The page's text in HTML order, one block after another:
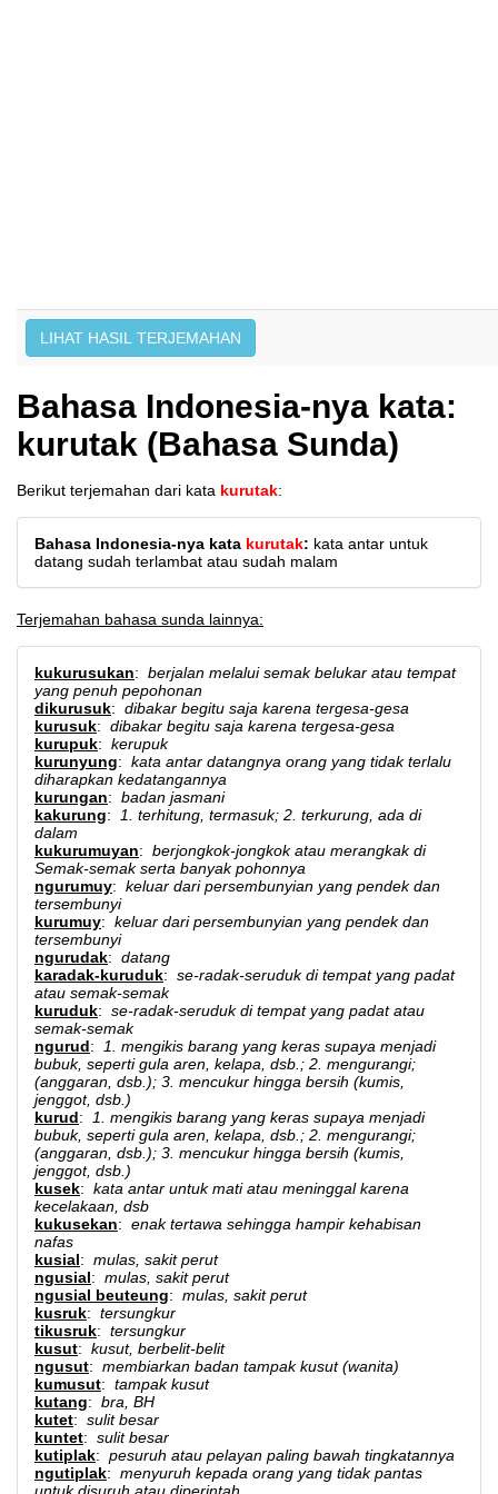
Bahasa Indonesia-nya kata:
kurutak (Bahasa Sunda)
Berikut terjemahan dari kata kurutak:
Bahasa Indonesia-nya kata kurutak: kata antar untuk
datang sudah terlambat atau sudah malam
Terjemahan bahasa sunda lainnya:
kukurusukan: berjalan melalui semak belukar atau tempat
yang penuh pepohonan
dikurusuk: dibakar begitu saja karena tergesa-gesa
kurusuk: dibakar begitu saja karena tergesa-gesa
kurupuk: kerupuk
kurunyung: kata antar datangnya orang yang tidak terlalu
diharapkan kedatangannya
kurungan: badan jasmani
kakurung:
1. terhitung, termasuk; 2. terkurung, ada di
dalam
kukurumuyan: berjongkok-jongkok atau merangkak di
Semak-semak serta banyak pohonnya
ngurumuy: keluar dari persembunyian yang pendek dan
tersembunyi
kurumuy: keluar dari persembunyian yang pendek dan
tersembunyi
ngurudak: datang
karadak-kuruduk: se-radak-seruduk di tempat yang padat
atau semak-semak
kuruduk: se-radak-seruduk di tempat yang padat atau
semak-semak
ngurud:
1. mengikis barang yang keras supaya menjadi
bubuk, seperti gula aren, kelapa, dsb.; 2. mengurangi;
(anggaran, dsb.); 3. mencukur hingga bersih (kumis,
jenggot, dsb.)
kurud:
1. mengikis barang yang keras supaya menjadi
bubuk, seperti gula aren, kelapa, dsb.; 2. mengurangi;
(anggaran, dsb.); 3. mencukur hingga bersih (kumis,
jenggot, dsb.)
kusek: kata antar untuk mati atau meninggal karena
kecelakaan, dsb
kukusekan: enak tertawa sehingga hampir kehabisan
nafas
kusial: mulas, sakit perut
ngusial: mulas, sakit perut
ngusial beuteung: mulas, sakit perut
kusruk: tersungkur
tikusruk: tersungkur
kusut: kusut, berbelit-belit
ngusut: membiarkan badan tampak kusut (wanita)
kumusut: tampak kusut
kutang: bra, BH
kutet: sulit besar
kuntet: sulit besar
kutiplak: pesuruh atau pelayan paling bawah tingkatannya
ngutiplak: menyuruh kepada orang yang tidak pantas